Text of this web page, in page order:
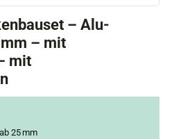
– Alu-
– mit
mit
25 mm